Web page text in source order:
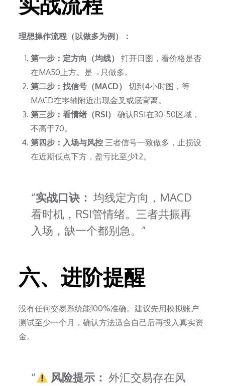
实战流程
理想操作流程（以做多为例）：
第一步：定方向（均线）
打开日图，看价格是否
在MA50上方。是→只做多。
第二步：找信号（MACD）
切到4小时图，等
MACD在零轴附近出现金叉或底背离。
第三步：看情绪（RSI）
确认RSI在30-50区域，
不高于70。
第四步：入场与风控 三者信号一致做多，止损设
在近期低点下方，盈亏比至少1:2。
实战口诀： 均线定方向，MACD
看时机，RSI管情绪。三者共振再
入场，缺一个都别急。
六、进阶提醒
没有任何交易系统能100%准确。建议先用模拟账户
测试至少一个月，确认方法适合自己后再投入真实资
金。
风险提示： 外汇交易存在风